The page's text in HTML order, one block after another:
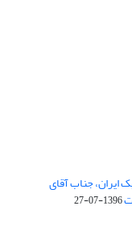
ایران، جناب آقای
1396-07-27